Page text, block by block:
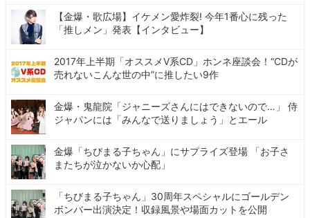
【金爆・歌広場】イケメン愛炸裂! 今年1番心に残った
「推しメン」発表【インタビュー】
2017年上半期「オススメV系CD」ホンネ座談会！“CDが
売れないこんな世の中”に推したい9作
金爆・鬼龍院「ジャニーズさんにはできないので…」 侍
ジャパンには「みんなで送りましょう」とエール
金爆「ちびまる子ちゃん」にサプライズ登場 「お子さ
またちが泣かないか心配」
「ちびまる子ちゃん」30周年スペシャルにゴールデン
ボンバー出演決定！収録風景や場面カットを公開